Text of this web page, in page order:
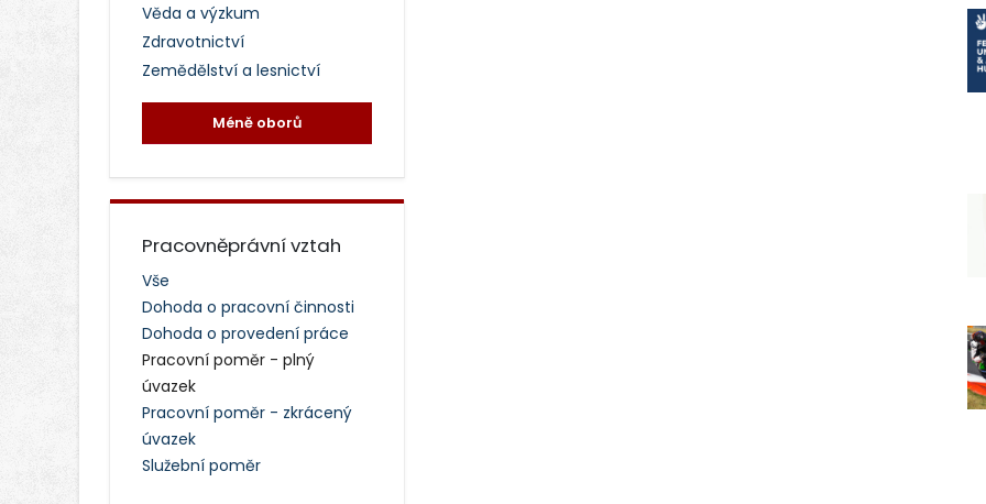
Věda a výzkum
Zdravotnictví
Zemědělství a lesnictví
Méně oborů
Pracovněprávní vztah
Vše
Dohoda o pracovní činnosti
Dohoda o provedení práce
Pracovní poměr - plný
úvazek
Pracovní poměr - zkrácený
úvazek
Služební poměr